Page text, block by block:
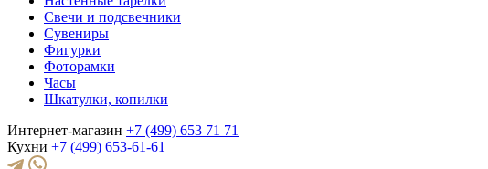
Свечи и подсвечники
Сувениры
Фигурки
Фоторамки
Часы
Шкатулки, копилки
Интернет-магазин +7 (499) 653 71 71
Кухни +7 (499) 653-61-61